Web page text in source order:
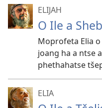
ELIJAH
O Ile a
Moprofeta Elia
joang ha a ntse
phethahatse
ELIA